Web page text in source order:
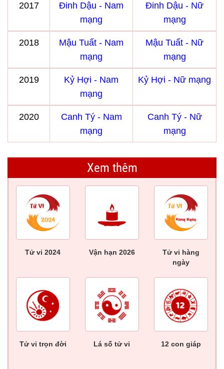
2017
Đinh Dậu - Nam
mạng
Đinh Dậu - Nữ
mạng
2018
Mậu Tuất - Nam
mạng
Mậu Tuất - Nữ
mạng
2019
Kỷ Hợi - Nam
mạng
Kỷ Hợi - Nữ mạng
2020
Canh Tý - Nam
mạng
Canh Tý - Nữ
mạng
Xem thêm
Tử vi 2024 Vận hạn 2026
Tử vi hàng
ngày
Tử vi trọn đời Lá số tử vi 12 con giáp